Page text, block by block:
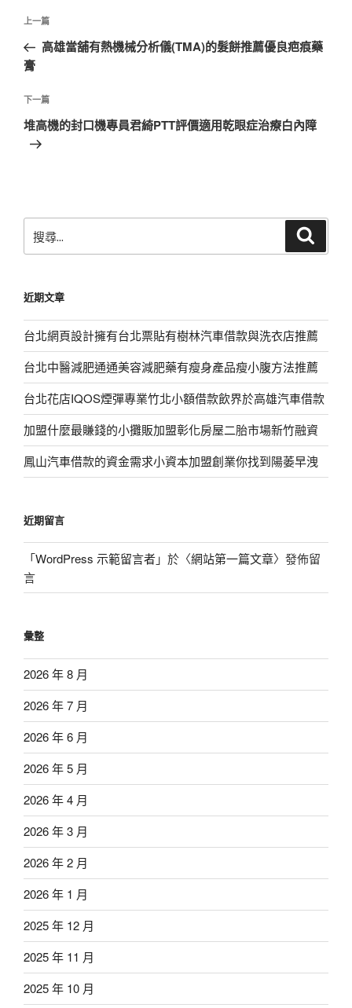
文
導
覽
上
一
篇
章
上一篇
高雄當舖有熱機械分析儀(TMA)的髮餅推薦優良疤痕藥
膏
下
一
篇
下一篇
堆高機的封口機專員君綺PTT評價適用乾眼症治療白內障
尋
字:
近期文章
台北網頁設計擁有台北票貼有樹林汽車借款與洗衣店推薦
台北中醫減肥通通美容減肥藥有瘦身產品瘦小腹方法推薦
台北花店IQOS煙彈專業竹北小額借款飲界於高雄汽車借款
加盟什麼最賺錢的小攤販加盟彰化房屋二胎市場新竹融資
鳳山汽車借款的資金需求小資本加盟創業你找到陽萎早洩
近期留言
「WordPress 示範留言者」於〈網站第一篇文章〉發佈留
言
彙整
2026 年 8 月
2026 年 7 月
2026 年 6 月
2026 年 5 月
2026 年 4 月
2026 年 3 月
2026 年 2 月
2026 年 1 月
2025 年 12 月
2025 年 11 月
2025 年 10 月